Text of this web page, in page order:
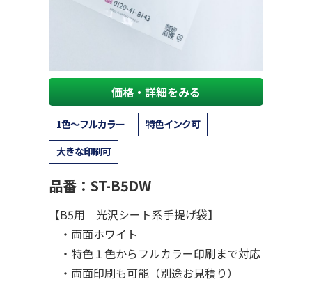
価格・詳細をみる
1色～フルカラー
特色インク可
大きな印刷可
品番：ST-B5DW
【B5用 光沢シート系手提げ袋】
・両面ホワイト
・特色１色からフルカラー印刷まで対応
・両面印刷も可能（別途お見積り）